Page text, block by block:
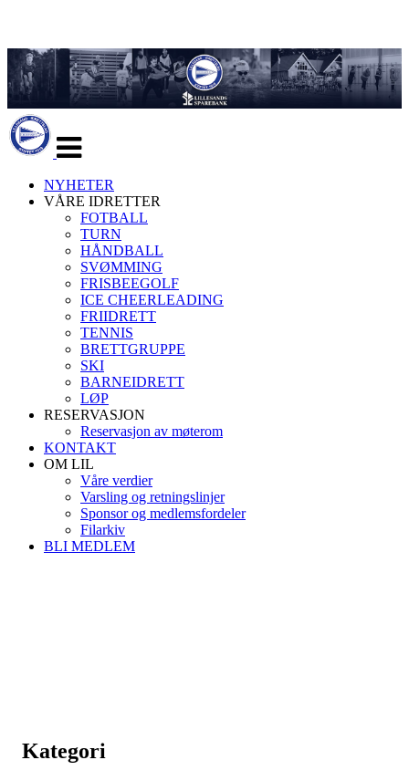
navigasjon
NYHETER
VÅRE IDRETTER
FOTBALL
TURN
HÅNDBALL
SVØMMING
FRISBEEGOLF
ICE CHEERLEADING
FRIIDRETT
TENNIS
BRETTGRUPPE
SKI
BARNEIDRETT
LØP
RESERVASJON
Reservasjon av møterom
KONTAKT
OM LIL
Våre verdier
Varsling og retningslinjer
Sponsor og medlemsfordeler
Filarkiv
BLI MEDLEM
Kategori